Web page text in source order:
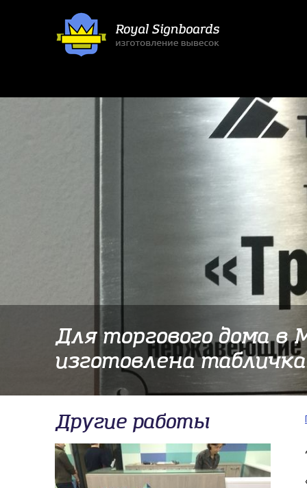
Для торгового дома в
изготовлена
Другие работы